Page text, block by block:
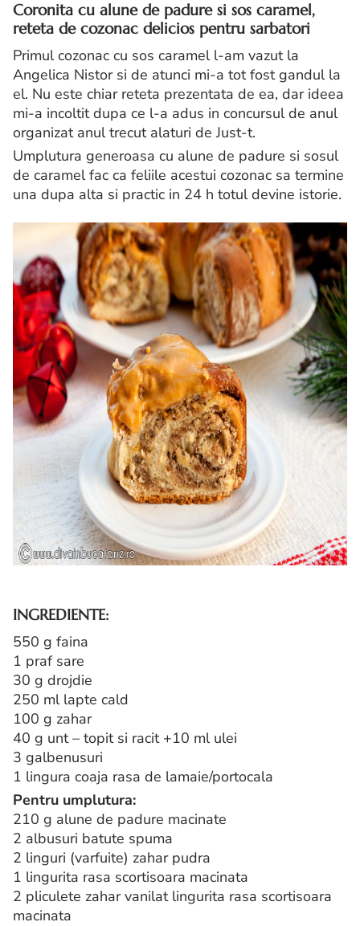
Coronita cu alune de padure si sos caramel,
reteta de cozonac delicios pentru sarbatori
Primul cozonac cu sos caramel l-am vazut la
Angelica Nistor si de atunci mi-a tot fost gandul la
el. Nu este chiar reteta prezentata de ea, dar ideea
mi-a incoltit dupa ce l-a adus in concursul de anul
organizat anul trecut alaturi de Just-t.
Umplutura generoasa cu alune de padure si sosul
de caramel fac ca feliile acestui cozonac sa termine
una dupa alta si practic in 24 h totul devine istorie.
INGREDIENTE:
550 g faina
1 praf sare
30 g drojdie
250 ml lapte cald
100 g zahar
40 g unt – topit si racit +10 ml ulei
3 galbenusuri
1 lingura coaja rasa de lamaie/portocala
Pentru umplutura:
210 g alune de padure macinate
2 albusuri batute spuma
2 linguri (varfuite) zahar pudra
1 lingurita rasa scortisoara macinata
2 pliculete zahar vanilat lingurita rasa scortisoara
macinata